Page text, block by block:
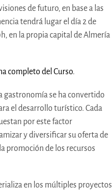
de futuro, en base a las
tendrá lugar el día 2 de
en la propia capital de Almería
completo del Curso.
gastronomía se ha convertido
el desarrollo turístico. Cada
por este factor
y diversificar su oferta de
promoción de los recursos
en los múltiples proyectos